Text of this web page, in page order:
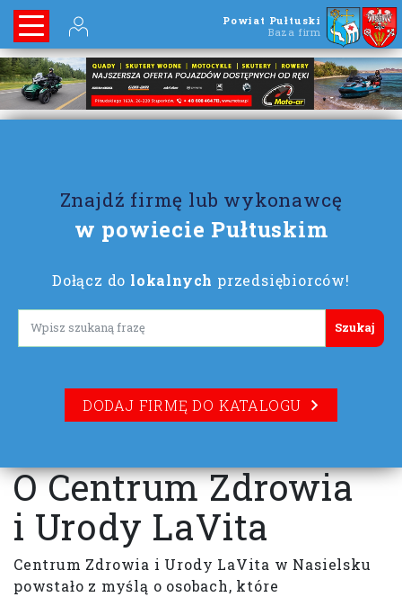
Powiat Pułtuski
Baza firm
Znajdź firmę lub wykonawcę
w powiecie Pułtuskim
Dołącz do lokalnych przedsiębiorców!
Lorem ipsum
DODAJ FIRMĘ DO KATALOGU
O Centrum Zdrowia
i Urody LaVita
Centrum Zdrowia i Urody LaVita w Nasielsku
powstało z myślą o osobach, które